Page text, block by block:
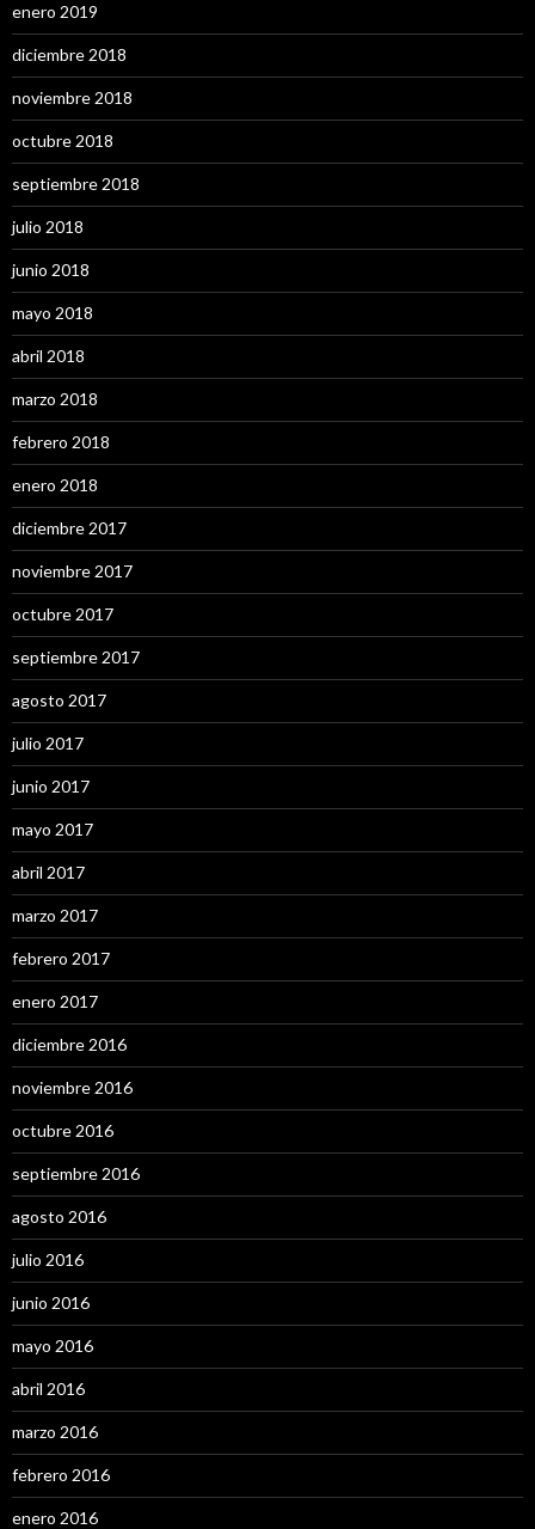
enero 2019
diciembre 2018
noviembre 2018
octubre 2018
septiembre 2018
julio 2018
junio 2018
mayo 2018
abril 2018
marzo 2018
febrero 2018
enero 2018
diciembre 2017
noviembre 2017
octubre 2017
septiembre 2017
agosto 2017
julio 2017
junio 2017
mayo 2017
abril 2017
marzo 2017
febrero 2017
enero 2017
diciembre 2016
noviembre 2016
octubre 2016
septiembre 2016
agosto 2016
julio 2016
junio 2016
mayo 2016
abril 2016
marzo 2016
febrero 2016
enero 2016